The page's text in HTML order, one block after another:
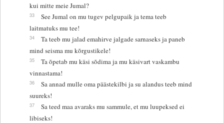
kui mitte meie Jumal?
33
See Jumal on mu tugev pelgupaik ja tema teeb
laitmatuks mu tee!
34
Ta teeb mu jalad emahirve jalgade sarnaseks ja paneb
mind seisma mu kõrgustikele!
35
Ta õpetab mu käsi sõdima ja mu käsivart vaskambu
vinnastama!
36
Sa annad mulle oma päästekilbi ja su alandus teeb mind
suureks!
37
Sa teed maa avaraks mu sammule, et mu luupeksed ei
libiseks!